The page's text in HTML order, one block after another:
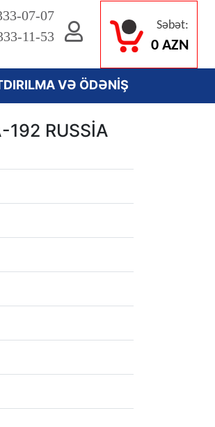
07-07
11-53
Səbət:
0 AZN
VƏ ÖDƏNİŞ
192 RUSSİA